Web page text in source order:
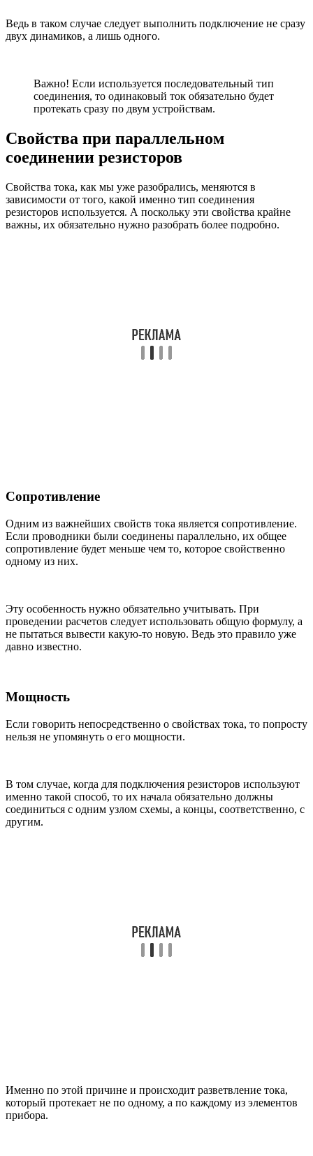
Ведь в таком случае следует выполнить подключение не сразу
двух динамиков, а лишь одного.
Важно! Если используется последовательный тип
соединения, то одинаковый ток обязательно будет
протекать сразу по двум устройствам.
Свойства при параллельном
соединении резисторов
Свойства тока, как мы уже разобрались, меняются в
зависимости от того, какой именно тип соединения
резисторов используется. А поскольку эти свойства крайне
важны, их обязательно нужно разобрать более подробно.
Сопротивление
Одним из важнейших свойств тока является сопротивление.
Если проводники были соединены параллельно, их общее
сопротивление будет меньше чем то, которое свойственно
одному из них.
Эту особенность нужно обязательно учитывать. При
проведении расчетов следует использовать общую формулу, а
не пытаться вывести какую-то новую. Ведь это правило уже
давно известно.
Мощность
Если говорить непосредственно о свойствах тока, то попросту
нельзя не упомянуть о его мощности.
В том случае, когда для подключения резисторов используют
именно такой способ, то их начала обязательно должны
соединиться с одним узлом схемы, а концы, соответственно, с
другим.
Именно по этой причине и происходит разветвление тока,
который протекает не по одному, а по каждому из элементов
прибора.